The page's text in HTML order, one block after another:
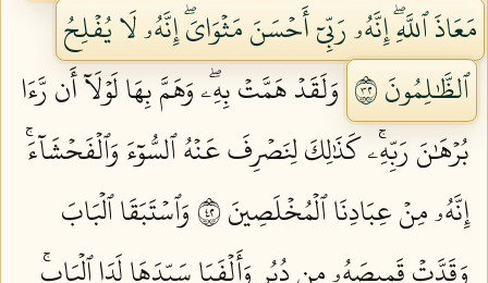
مَعَاذَ ٱللَّهِۖ إِنَّهُۥ رَبِّيٓ أَحۡسَنَ مَثۡوَايَۖ إِنَّهُۥ لَا يُفۡلِحُ
ٱلظَّٰلِمُونَ ٢٣
وَلَقَدۡ هَمَّتۡ بِهِۦۖ وَهَمَّ بِهَا لَوۡلَآ أَن رَّءَا
بُرۡهَٰنَ رَبِّهِۦۚ كَذَٰلِكَ لِنَصۡرِفَ عَنۡهُ ٱلسُّوٓءَ وَٱلۡفَحۡشَآءَۚ
إِنَّهُۥ مِنۡ عِبَادِنَا ٱلۡمُخۡلَصِينَ ٢٤
وَٱسۡتَبَقَا ٱلۡبَابَ
وَقَدَّتۡ قَمِيصَهُۥ مِن دُبُرٖ وَأَلۡفَيَا سَيِّدَهَا لَدَا ٱلۡبَابِۚ